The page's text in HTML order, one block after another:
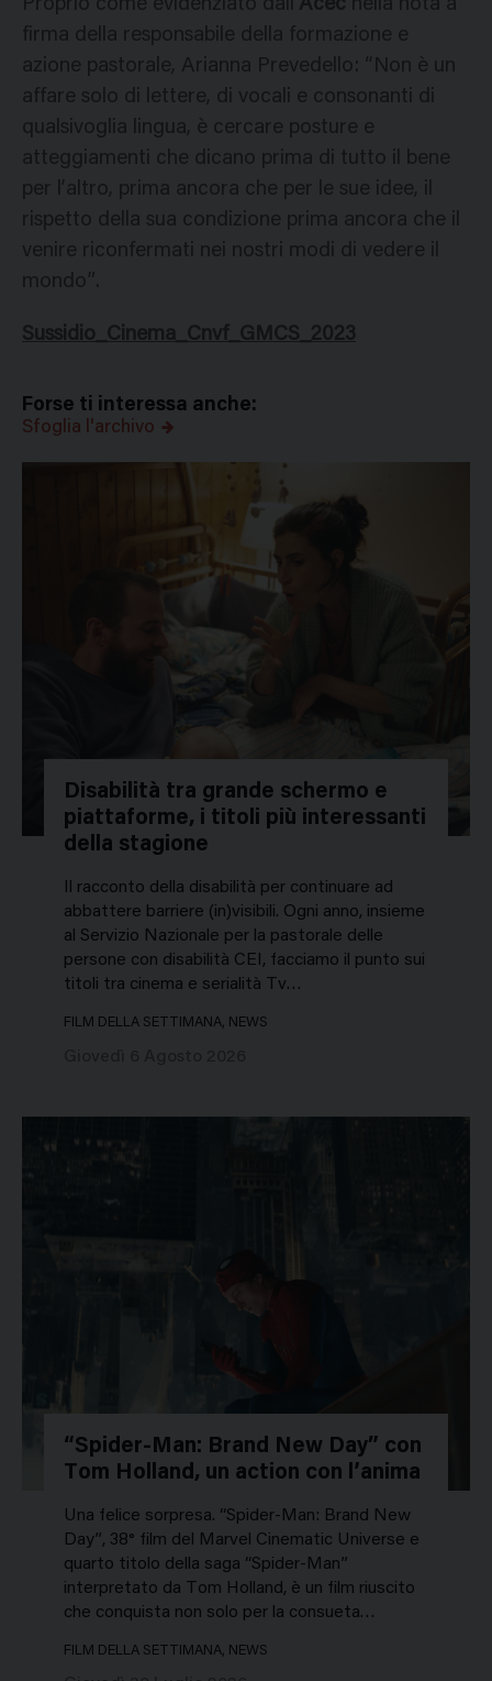
Proprio come evidenziato dall’ Acec nella nota a
firma della responsabile della formazione e
azione pastorale, Arianna Prevedello: “Non è un
affare solo di lettere, di vocali e consonanti di
qualsivoglia lingua, è cercare posture e
atteggiamenti che dicano prima di tutto il bene
per l’altro, prima ancora che per le sue idee, il
rispetto della sua condizione prima ancora che il
venire riconfermati nei nostri modi di vedere il
mondo”.
Sussidio_Cinema_Cnvf_GMCS_2023
Forse ti interessa anche:
Sfoglia l'archivo
Disabilità tra grande schermo e
piattaforme, i titoli più interessanti
della stagione
Il racconto della disabilità per continuare ad
abbattere barriere (in)visibili. Ogni anno, insieme
al Servizio Nazionale per la pastorale delle
persone con disabilità CEI, facciamo il punto sui
titoli tra cinema e serialità Tv…
FILM DELLA SETTIMANA, NEWS
“Spider-Man: Brand New Day” con
Tom Holland, un action con l’anima
Una felice sorpresa. “Spider-Man: Brand New
Day”, 38° film del Marvel Cinematic Universe e
quarto titolo della saga “Spider-Man”
interpretato da Tom Holland, è un film riuscito
che conquista non solo per la consueta…
FILM DELLA SETTIMANA, NEWS